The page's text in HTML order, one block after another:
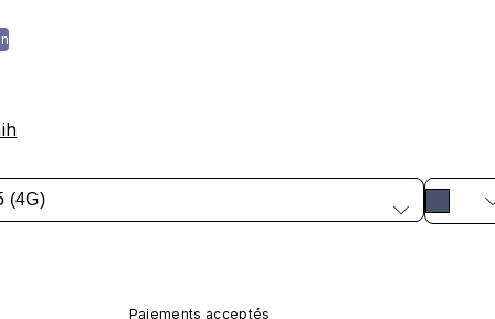
(4G)
Paiements acceptés